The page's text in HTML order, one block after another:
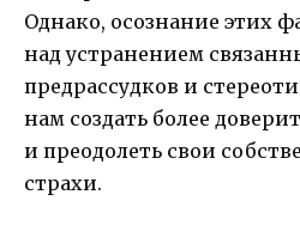
Однако, осознание этих
над устранением
предрассудков и
нам создать более
и преодолеть свои
страхи.